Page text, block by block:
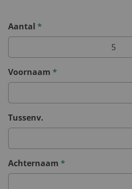
Aantal *
Voornaam *
Tussenv.
Achternaam *